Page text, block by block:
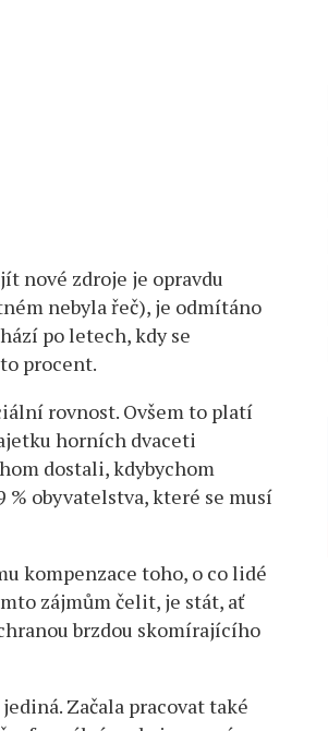
nové zdroje je opravdu
nebyla řeč), je odmítáno
po letech, kdy se
procent.
rovnost. Ovšem to platí
horních dvaceti
dostali, kdybychom
obyvatelstva, které se musí
kompenzace toho, o co lidé
zájmům čelit, je stát, ať
brzdou skomírajícího
Začala pracovat také